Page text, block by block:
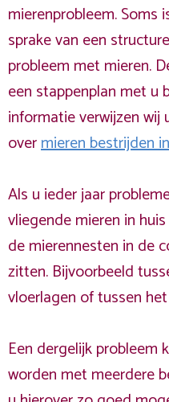
mierenprobleem. Soms
sprake van een
probleem met mieren.
een stappenplan met u
informatie verwijzen wij
overmieren bestrijden
Als u ieder jaar
vliegende mieren in
de mierennesten in de
zitten. Bijvoorbeeld
vloerlagen of tussen
Een dergelijk probleem
worden met meerdere